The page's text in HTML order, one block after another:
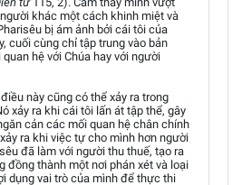
khác một cách khinh miệt và
bị ám ảnh bởi cái tôi của
cuối cùng chỉ tập trung vào bản
hệ với Chúa hay với người
này cũng có thể xảy ra trong
xảy ra khi cái tôi lấn át tập thể, gây
cản các mối quan hệ chân chính
ra khi việc tự cho mình hơn người
đã làm với người thu thuế, tạo ra
đồng thành một nơi phán xét và loại
dụng vai trò của mình để thực thi